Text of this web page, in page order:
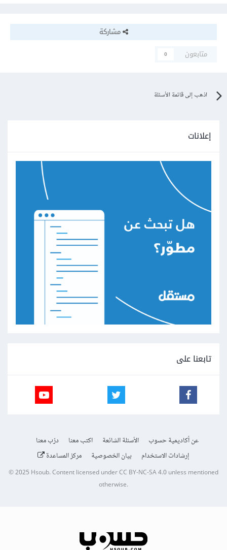
مشاركة
متابعون
0
اذهب إلى قائمة الأسئلة
إعلانات
تابعنا على
عن أكاديمية حسوب الأسئلة الشائعة اكتب معنا
درّب معنا
إرشادات الاستخدام
بيان الخصوصية مركز المساعدة
© 2025Hsoub.Content licensed underCC BY-NC-SA 4.0unless mentioned
otherwise.